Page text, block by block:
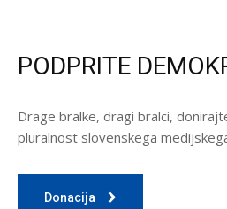
PODPRITE
Drage bralke, dragi bralci,
pluralnost slovenskega
Donacija